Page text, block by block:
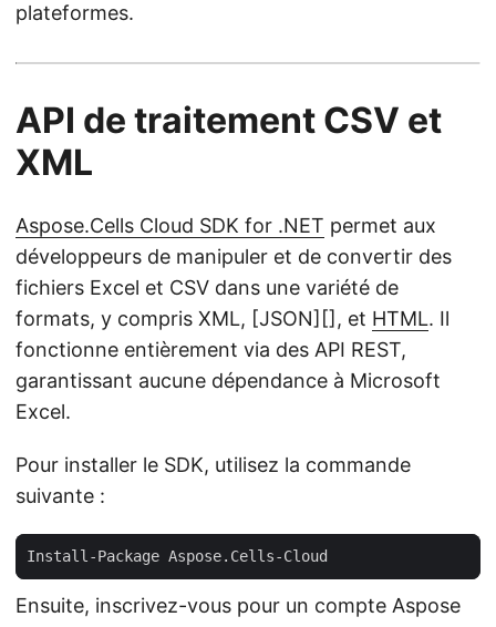
plateformes.
API de traitement CSV et
XML
Aspose.Cells Cloud SDK for .NET permet aux
développeurs de manipuler et de convertir des
fichiers Excel et CSV dans une variété de
formats, y compris XML, [JSON][], et HTML. Il
fonctionne entièrement via des API REST,
garantissant aucune dépendance à Microsoft
Excel.
Pour installer le SDK, utilisez la commande
suivante :
Ensuite, inscrivez-vous pour un compte Aspose